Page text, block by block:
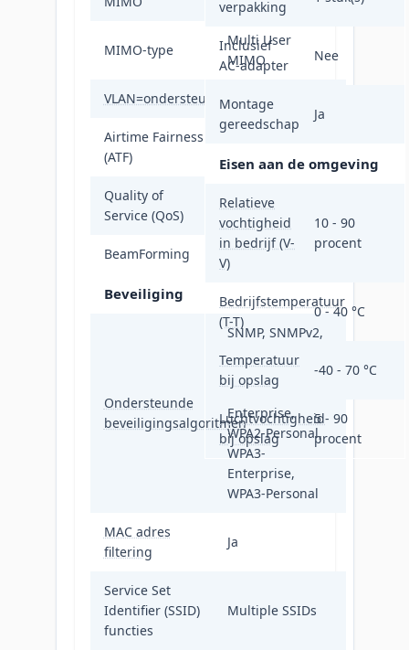
MIMO-type
Multi User
MIMO
VLAN=ondersteuning
Ja
Airtime Fairness
(ATF)
Quality of
Service (QoS)
Ja
BeamForming Ja
Beveiliging
Ondersteunde
beveiligingsalgoritmen
SNMP, SNMPv2,
SNMPv3, WPA-
Enterprise, WPA-
Personal, WPA2-
Enterprise,
WPA2-Personal,
WPA3-
Enterprise,
WPA3-Personal
MAC adres
filtering
Ja
Service Set
Identifier (SSID)
functies
Multiple SSIDs
verpakking
Inclusief
AC-adapter
Nee
Montage
gereedschap
Ja
Eisen aan de omgeving
Relatieve
vochtigheid
in bedrijf (V-
V)
10 - 90
procent
Bedrijfstemperatuur
(T-T)
0 - 40 °C
Temperatuur
bij opslag
-40 - 70 °C
Luchtvochtigheid
bij opslag
5 - 90
procent